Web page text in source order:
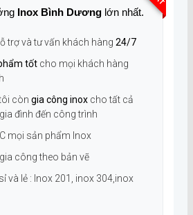
Inox Bình Dương lớn nhất.
trợ và tư vấn khách hàng 24/7
tốt cho mọi khách hàng
còn gia công inox cho tất cả
đình đến công trình
mọi sản phẩm Inox
công theo bản vẽ
và lẻ : Inox 201, inox 304,inox